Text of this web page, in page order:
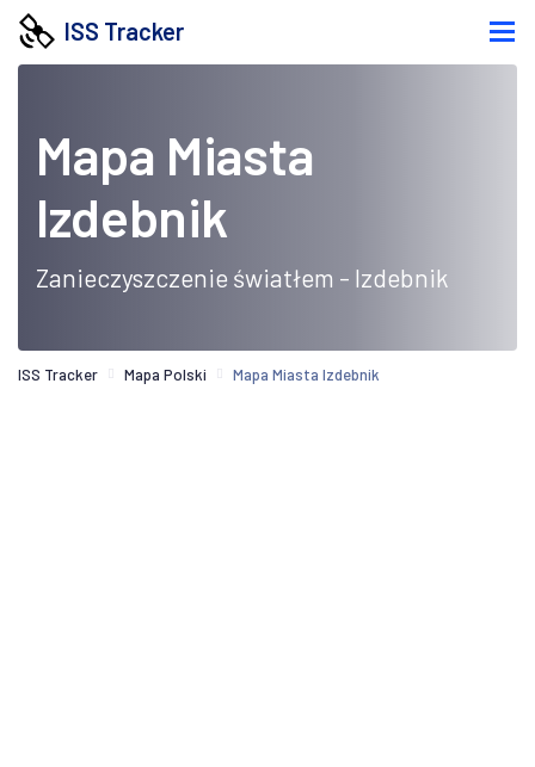
ISS Tracker
Mapa Miasta
Izdebnik
Zanieczyszczenie światłem - Izdebnik
ISS Tracker Mapa Polski Mapa Miasta Izdebnik